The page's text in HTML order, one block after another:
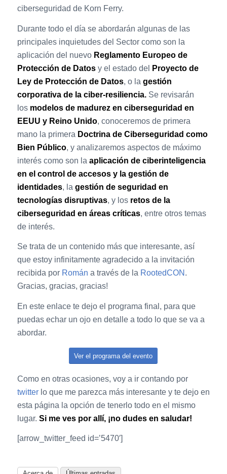
ciberseguridad de Korn Ferry.
Durante todo el día se abordarán algunas de las
principales inquietudes del Sector como son la
aplicación del nuevo Reglamento Europeo de
Protección de Datosy el estado del
Proyecto de
Ley de Protección de Datos, o la gestión
corporativa de la ciber-resiliencia.Se revisarán
los modelos de madurez en ciberseguridad en
EEUU y Reino Unido, conoceremos de primera
mano la primera Doctrina de Ciberseguridad como
Bien Público, y analizaremos aspectos de máximo
interés como son la aplicación de ciberinteligencia
en el control de accesos y la gestión de
identidades, la gestión de seguridad en
tecnologías disruptivas, y los retos de la
ciberseguridad en áreas críticas, entre otros temas
de interés.
Se trata de un contenido más que interesante, así
que estoy infinitamente agradecido a la invitación
recibida por Román a través de la RootedCON .
Gracias, gracias, gracias!
En este enlace te dejo el programa final, para que
puedas echar un ojo en detalle a todo lo que se va a
abordar.
Ver el programa del evento
Como en otras ocasiones, voy a ir contando por
twitterlo que me parezca más interesante y te dejo en
esta página la opción de tenerlo todo en el mismo
lugar. Si me ves por allí, ¡no dudes en saludar!
[arrow_twitter_feed id=’5470′]